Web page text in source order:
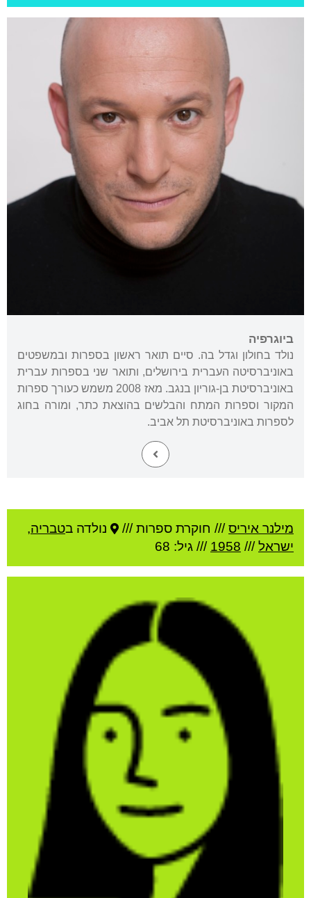
ביוגרפיה
נולד בחולון וגדל בה. סיים תואר ראשון בספרות ובמשפטים
באוניברסיטה העברית בירושלים, ותואר שני בספרות עברית
באוניברסיטת בן-גוריון בנגב. מאז 2008 משמש כעורך ספרות
המקור וספרות המתח והבלשים בהוצאת כתר, ומורה בחוג
לספרות באוניברסיטת תל אביב.
מילנר איריס/// חוקרת ספרות /// נולדה בטבריה,
ישראל///
1958 /// גיל: 68